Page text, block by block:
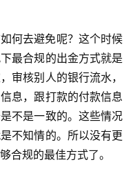
何去避免呢？这个时候
最合规的出金方式就是
审核别人的银行流水，
息，跟打款的付款信息
不是一致的。这些情况
不知情的。所以没有更
合规的最佳方式了。